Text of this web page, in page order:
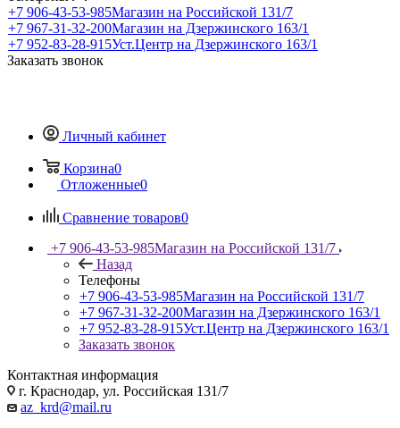
+7 906-43-53-985Магазин на Российской 131/7
+7 967-31-32-200Магазин на Дзержинского 163/1
+7 952-83-28-915Уст.Центр на Дзержинского 163/1
Заказать звонок
Личный кабинет
Корзина0
Отложенные0
Сравнение товаров0
+7 906-43-53-985Магазин на Российской 131/7
Назад
Телефоны
+7 906-43-53-985Магазин на Российской 131/7
+7 967-31-32-200Магазин на Дзержинского 163/1
+7 952-83-28-915Уст.Центр на Дзержинского 163/1
Заказать звонок
Контактная информация
г. Краснодар, ул. Российская 131/7
az_krd@mail.ru